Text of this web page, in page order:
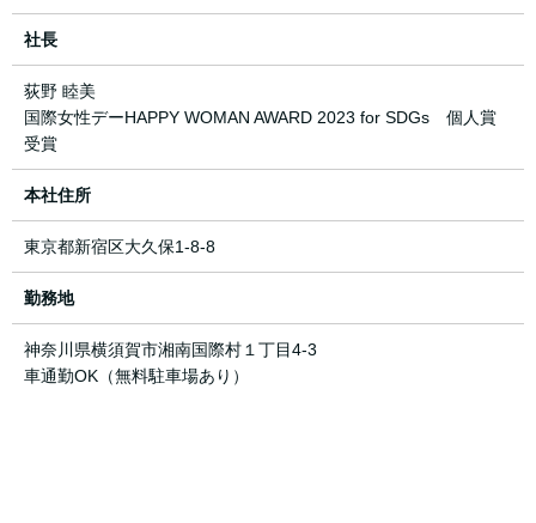
社長
荻野 睦美
国際女性デーHAPPY WOMAN AWARD 2023 for SDGs 個人賞
受賞
本社住所
東京都新宿区大久保1-8-8
勤務地
神奈川県横須賀市湘南国際村１丁目4-3
車通勤OK（無料駐車場あり）